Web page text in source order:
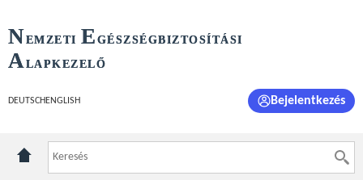
NEMZETI E GÉSZSÉGBIZTOSÍTÁSI
ALAPKEZELŐ
DEUTSCH ENGLISH Bejelentkezés